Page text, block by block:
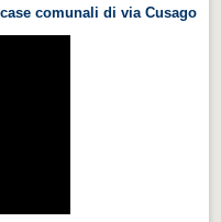
comunali di via Cusago